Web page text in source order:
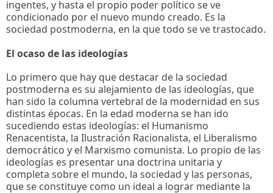
ingentes, y hasta el propio poder político se ve
condicionado por el nuevo mundo creado. Es la
sociedad postmoderna, en la que todo se ve trastocado.
El ocaso de las ideologías
Lo primero que hay que destacar de la sociedad
postmoderna es su alejamiento de las ideologías, que
han sido la columna vertebral de la modernidad en sus
distintas épocas. En la edad moderna se han ido
sucediendo estas ideologías: el Humanismo
Renacentista, la Ilustración Racionalista, el Liberalismo
democrático y el Marxismo comunista. Lo propio de las
ideologías es presentar una doctrina unitaria y
completa sobre el mundo, la sociedad y las personas,
que se constituye como un ideal a lograr mediante la